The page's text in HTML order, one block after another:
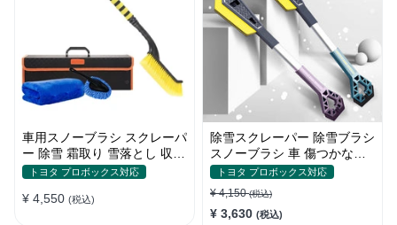
車用スノーブラシ スクレーパ
ー 除雪 霜取り 雪落とし 収納
ボックス付き 2in1
トヨタ プロボックス対応
¥ 4,550 (税込)
除雪スクレーパー 除雪ブラシ
スノーブラシ 車 傷つかない
2in1多機能 車雪かき雪対策
携帯便利
トヨタ プロボックス対応
¥ 4,150 (税込)
¥ 3,630 (税込)